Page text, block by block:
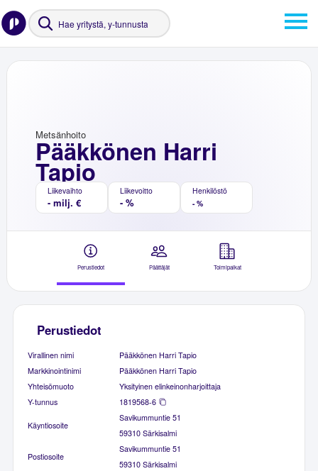
Pääkkönen Harri
Tapio
Metsänhoito
Liikevaihto
- milj. €
Liikevoitto
- %
Henkilöstö
- %
Perustiedot Päättäjät Toimipaikat
Perustiedot
Virallinen nimi
Pääkkönen Harri Tapio
Markkinointinimi
Pääkkönen Harri Tapio
Yhteisömuoto
Yksityinen elinkeinonharjoittaja
Y-tunnus
1819568-6
Käyntiosoite
Savikummuntie 51
59310 Särkisalmi
Postiosoite
Savikummuntie 51
59310 Särkisalmi